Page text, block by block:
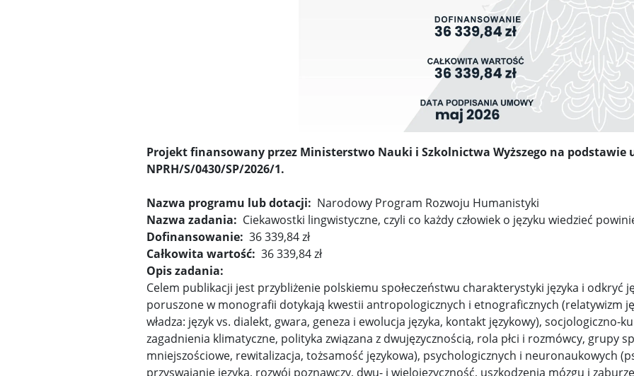
Projekt finansowany przez Ministerstwo Nauki i Szkolnictwa Wyższego na podstawie
NPRH/S/0430/SP/2026/1.
Nazwa programu lub dotacji: Narodowy Program Rozwoju Humanistyki
Nazwa zadania: Ciekawostki lingwistyczne, czyli co każdy człowiek o języku wiedzieć
Dofinansowanie: 36 339,84 zł
Całkowita wartość: 36 339,84 zł
Opis zadania:
Celem publikacji jest przybliżenie polskiemu społeczeństwu charakterystyki języka i odkryć
poruszone w monografii dotykają kwestii antropologicznych i etnograficznych (relatywizm
władza: język vs. dialekt, gwara, geneza i ewolucja języka, kontakt językowy), socjologiczno-
zagadnienia klimatyczne, polityka związana z dwujęzycznością, rola płci i rozmówcy, grupy
mniejszościowe, rewitalizacja, tożsamość językowa), psychologicznych i neuronaukowych
przyswajanie języka, rozwój poznawczy, dwu- i wielojęzyczność, uszkodzenia mózgu i